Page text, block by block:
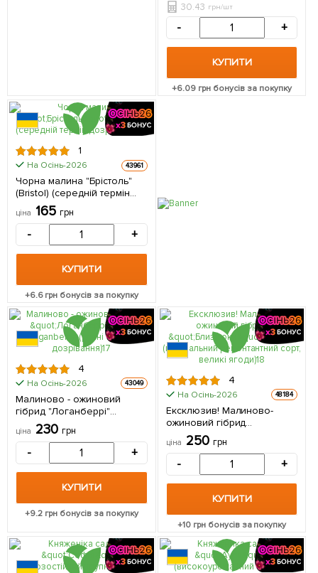
30.43 грн/шт
- +
КУПИТИ
+6.09 грн бонусів за покупку
1
На Осінь-2026 43961
Чорна малина "Брістоль"
(Bristol) (середній термін
дозрівання) (Кореневище)
1 шт в упаковці
ціна 165 грн
- +
КУПИТИ
+6.6грн бонусів за покупку
4
На Осінь-2026 43049
Малиново - ожиновий
гібрид "Логанберрі"
(Loganberry) (ранні терміни
дозрівання) (Кореневище)
1 шт в упаковці
ціна 230 грн
- +
КУПИТИ
+9.2 грн бонусів за покупку
4
На Осінь-2026 48184
Ексклюзив! Малиново-
ожиновий гібрид
"Близнюки" (Twins)
(преміальний ремонтантний
сорт, великі ягоди)
(Кореневище) 1 шт в
упаковці
ціна 250 грн
- +
КУПИТИ
+10грн бонусів за покупку